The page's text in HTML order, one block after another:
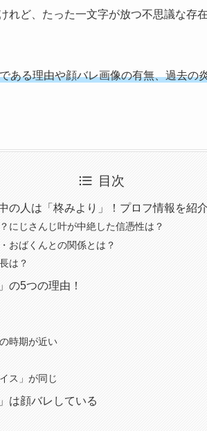
れど、たった一文字が放つ不思議な存
ある理由や顔バレ画像の有無、過去の
目次
の人は「柊みより」！プロフ情報を紹介
にじさんじ叶が中絶した信憑性は？
おばくんとの関係とは？
は？
の5つの理由！
時期が近い
ス」が同じ
は顔バレしている